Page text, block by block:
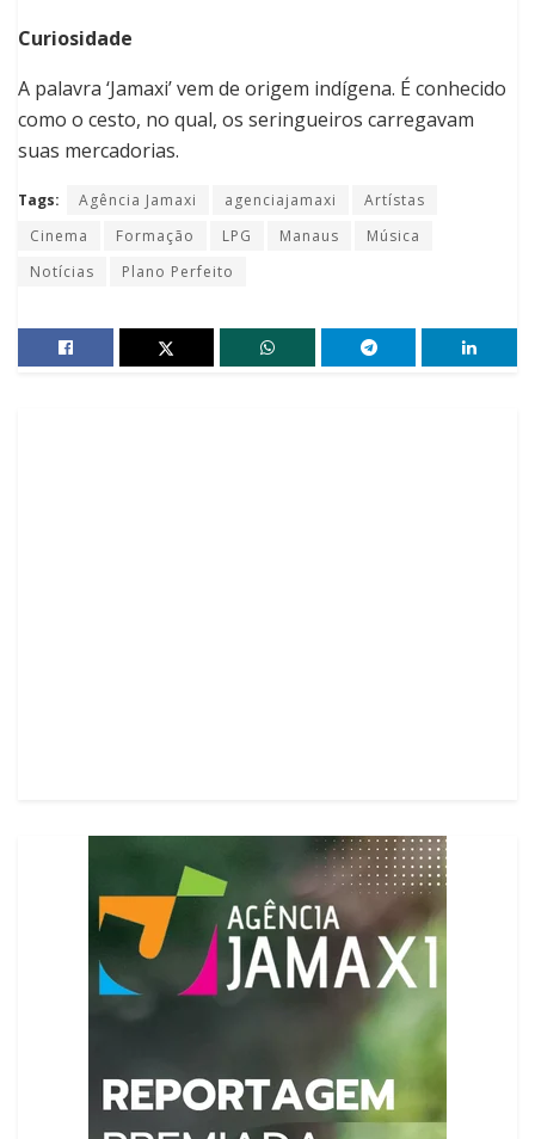
Curiosidade
A palavra ‘Jamaxi’ vem de origem indígena. É conhecido
como o cesto, no qual, os seringueiros carregavam
suas mercadorias.
Tags: Agência Jamaxi agenciajamaxi
Artístas
Cinema
Formação LPG Manaus
Música
Notícias
Plano Perfeito